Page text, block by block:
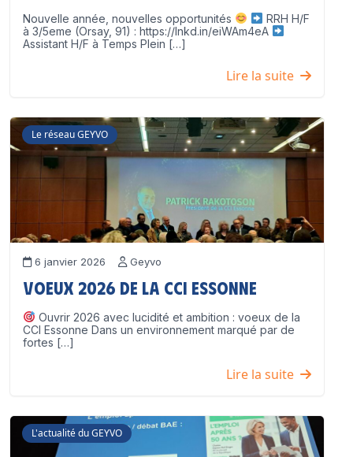
Nouvelle année, nouvelles opportunités
RRH H/F
à 3/5eme (Orsay, 91) : https://lnkd.in/eiWAm4eA
Assistant H/F à Temps Plein […]
Lire la suite
Le réseau GEYVO
6 janvier 2026 Geyvo
Voeux 2026 de la CCI Essonne
Ouvrir 2026 avec lucidité et ambition : voeux de la
CCI Essonne Dans un environnement marqué par de
fortes […]
Lire la suite
L'actualité du GEYVO